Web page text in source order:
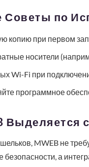
Советы по
копию при первом
носители
Wi-Fi при
программное
Выделяется
MWEB не
безопасности, а